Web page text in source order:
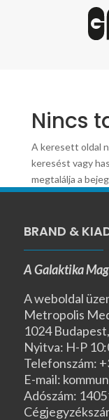
Nincs
A keresett oldal
keresést vagy
megtalálja a
BRAND &
A Galaktika
A weboldal
Metropolis
1024
Nyitva: H-P
Telefonszám:
E-mail:
Adószám: